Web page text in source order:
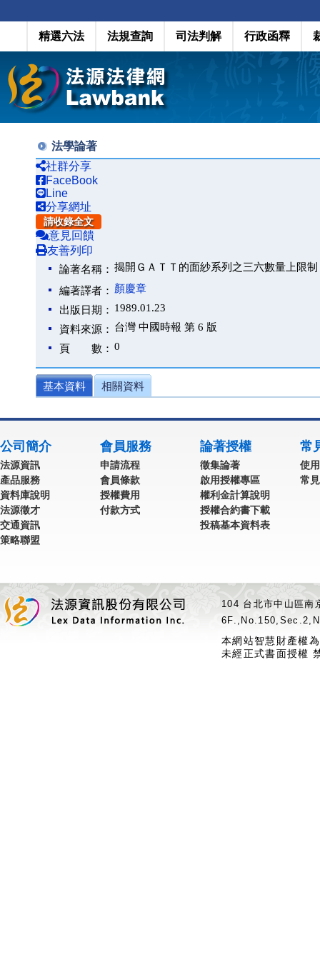
精選六法 法規查詢 司法判解 行政函釋
法學論著
社群分享
FaceBook
Line
分享網址
請收錄全文
意見回饋
友善列印
論著名稱： 揭開ＧＡＴＴ的面紗系列之三六數量上限
編著譯者： 顏慶章
出版日期： 1989.01.23
資料來源： 台灣 中國時報 第 6 版
頁 數： 0
基本資料 相關資料
公司簡介
法源資訊
產品服務
資料庫說明
法源徵才
交通資訊
策略聯盟
會員服務
申請流程
會員條款
授權費用
付款方式
論著授權
徵集論著
啟用授權專區
權利金計算說明
授權合約書下載
投稿基本資料表
常
使
常
104 台北市中山區
本網站智慧財產權
未經正式書面授權